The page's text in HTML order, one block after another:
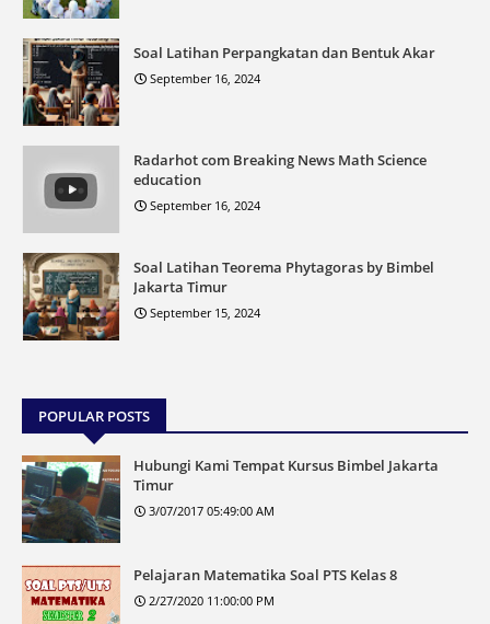
Soal Latihan Perpangkatan dan Bentuk Akar
September 16, 2024
Radarhot com Breaking News Math Science
education
September 16, 2024
Soal Latihan Teorema Phytagoras by Bimbel
Jakarta Timur
September 15, 2024
POPULAR POSTS
Hubungi Kami Tempat Kursus Bimbel Jakarta
Timur
3/07/2017 05:49:00 AM
Pelajaran Matematika Soal PTS Kelas 8
2/27/2020 11:00:00 PM